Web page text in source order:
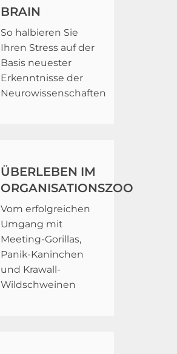
BRAIN
So halbieren Sie
Ihren Stress auf der
Basis neuester
Erkenntnisse der
Neurowissenschaften
ÜBERLEBEN IM
ORGANISATIONSZOO
Vom erfolgreichen
Umgang mit
Meeting-Gorillas,
Panik-Kaninchen
und Krawall-
Wildschweinen